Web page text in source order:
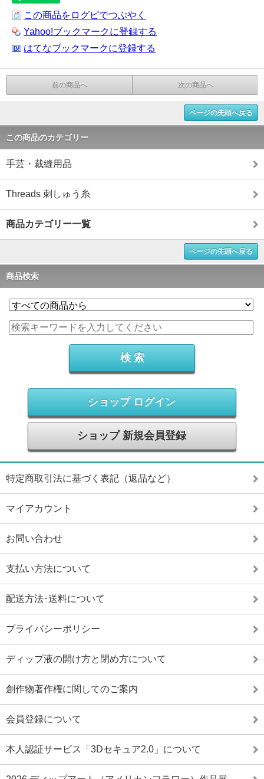
この商品をログピでつぶやく
Yahoo!ブックマークに登録する
はてなブックマークに登録する
前の商品へ 次の商品へ
ページの先頭へ戻る
この商品のカテゴリー
手芸・裁縫用品
Threads 刺しゅう糸
商品カテゴリー一覧
ページの先頭へ戻る
商品検索
ショップ ログイン
ショップ 新規会員登録
特定商取引法に基づく表記（返品など）
マイアカウント
お問い合わせ
支払い方法について
配送方法･送料について
プライバシーポリシー
ディップ液の開け方と閉め方について
創作物著作権に関してのご案内
会員登録について
本人認証サービス「3Dセキュア2.0」について